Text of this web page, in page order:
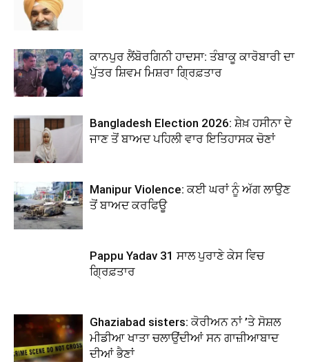
ਕਾਨਪੁਰ ਲੈਂਬੋਰਗਿਨੀ ਹਾਦਸਾ: ਤੰਬਾਕੂ ਕਾਰੋਬਾਰੀ ਦਾ
ਪੁੱਤਰ ਸ਼ਿਵਮ ਮਿਸ਼ਰਾ ਗ੍ਰਿਫ਼ਤਾਰ
Bangladesh Election 2026: ਸ਼ੇਖ਼ ਹਸੀਨਾ ਦੇ
ਜਾਣ ਤੋਂ ਬਾਅਦ ਪਹਿਲੀ ਵਾਰ ਇਤਿਹਾਸਕ ਚੋਣਾਂ
Manipur Violence: ਕਈ ਘਰਾਂ ਨੂੰ ਅੱਗ ਲਾਉਣ
ਤੋਂ ਬਾਅਦ ਕਰਫਿਊ
Pappu Yadav 31 ਸਾਲ ਪੁਰਾਣੇ ਕੇਸ ਵਿਚ
ਗ੍ਰਿਫ਼ਤਾਰ
Ghaziabad sisters: ਕੋਰੀਅਨ ਨਾਂ ’ਤੇ ਸੋਸ਼ਲ
ਮੀਡੀਆ ਖਾਤਾ ਚਲਾਉਂਦੀਆਂ ਸਨ ਗਾਜ਼ੀਆਬਾਦ
ਦੀਆਂ ਭੈਣਾਂ